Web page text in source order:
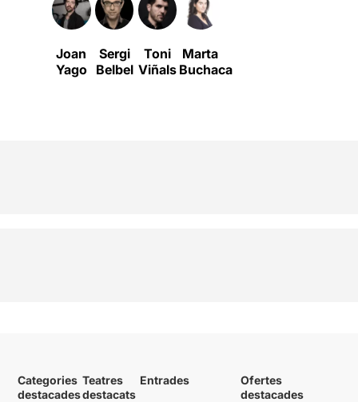
Joan
Yago
Sergi
Belbel
Toni
Viñals
Marta
Buchaca
Categories
destacades
Teatres
destacats
Entrades
Ofertes
destacades